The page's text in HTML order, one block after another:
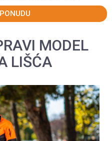
MODEL
LIŠĆA